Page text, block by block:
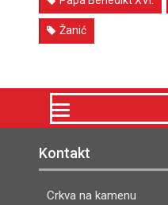
Žanić
Kontakt
Crkva na kamenu